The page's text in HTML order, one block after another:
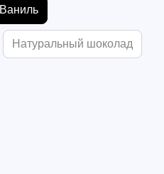
Ваниль
Натуральный шоколад